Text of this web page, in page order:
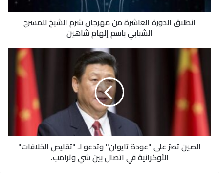
الشبابي
انطلاق الدورة العاشرة من مهرجان شرم الشيخ للمسرح
الشبابي باسم إلهام شاهين
الصين
على
"عودة
تايوان"
وتدعو
لـ
"تقليص
الخلافات"
الأوكرانية
الصين تصرّ على "عودة تايوان" وتدعو لـ "تقليص الخلافات"
الأوكرانية في اتصال بين شي وترامب.